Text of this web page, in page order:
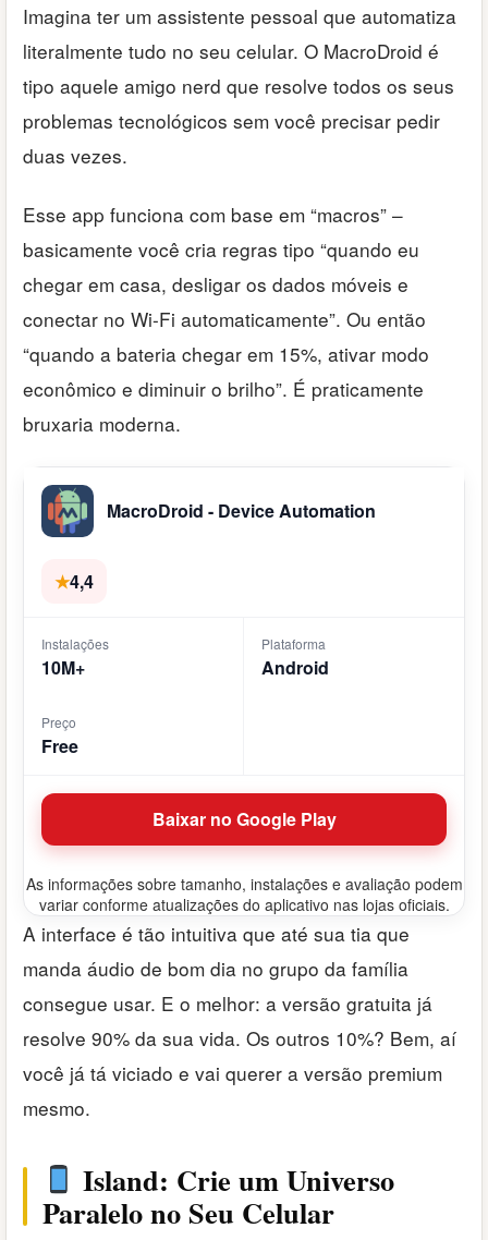
Imagina ter um assistente pessoal que automatiza
literalmente tudo no seu celular. O MacroDroid é
tipo aquele amigo nerd que resolve todos os seus
problemas tecnológicos sem você precisar pedir
duas vezes.
Esse app funciona com base em “macros” –
basicamente você cria regras tipo “quando eu
chegar em casa, desligar os dados móveis e
conectar no Wi-Fi automaticamente”. Ou então
“quando a bateria chegar em 15%, ativar modo
econômico e diminuir o brilho”. É praticamente
bruxaria moderna.
MacroDroid - Device Automation
★4,4
Instalações
10M+
Plataforma
Android
Preço
Free
Baixar no Google Play
As informações sobre tamanho, instalações e avaliação podem
variar conforme atualizações do aplicativo nas lojas oficiais.
A interface é tão intuitiva que até sua tia que
manda áudio de bom dia no grupo da família
consegue usar. E o melhor: a versão gratuita já
resolve 90% da sua vida. Os outros 10%? Bem, aí
você já tá viciado e vai querer a versão premium
mesmo.
Island: Crie um Universo
Paralelo no Seu Celular